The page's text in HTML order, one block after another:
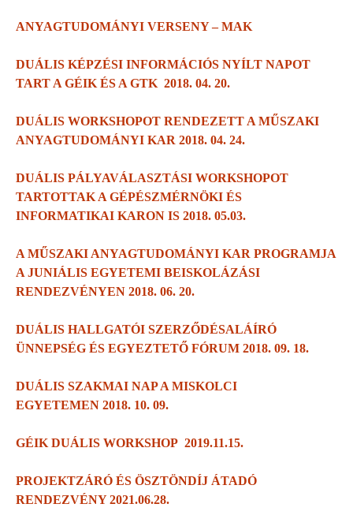
ANYAGTUDOMÁNYI VERSENY – MAK
DUÁLIS KÉPZÉSI INFORMÁCIÓS NYÍLT NAPOT
TART A GÉIK ÉS A GTK 2018. 04. 20.
DUÁLIS WORKSHOPOT RENDEZETT A MŰSZAKI
ANYAGTUDOMÁNYI KAR 2018. 04. 24.
DUÁLIS PÁLYAVÁLASZTÁSI WORKSHOPOT
TARTOTTAK A GÉPÉSZMÉRNÖKI ÉS
INFORMATIKAI KARON IS 2018. 05.03.
A MŰSZAKI ANYAGTUDOMÁNYI KAR PROGRAMJA
A JUNIÁLIS EGYETEMI BEISKOLÁZÁSI
RENDEZVÉNYEN 2018. 06. 20.
DUÁLIS HALLGATÓI SZERZŐDÉSALÁÍRÓ
ÜNNEPSÉG ÉS EGYEZTETŐ FÓRUM 2018. 09. 18.
DUÁLIS SZAKMAI NAP A MISKOLCI
EGYETEMEN 2018. 10. 09.
GÉIK DUÁLIS WORKSHOP 2019.11.15.
PROJEKTZÁRÓ ÉS ÖSZTÖNDÍJ ÁTADÓ
RENDEZVÉNY 2021.06.28.